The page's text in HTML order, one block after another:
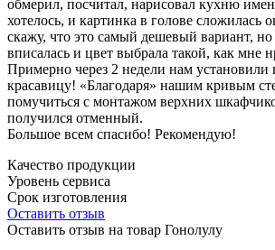
обмерил, посчитал, нарисовал кухню
хотелось, и картинка в голове сложилась
скажу, что это самый дешевый вариант,
вписалась и цвет выбрала такой, как мне
Примерно через 2 недели нам
красавицу! «Благодаря» нашим кривым
помучиться с монтажом верхних
получился отменный.
Большое всем спасибо! Рекомендую!
Качество продукции
Уровень сервиса
Срок изготовления
Оставить отзыв
Оставить отзыв на товар Гонолулу